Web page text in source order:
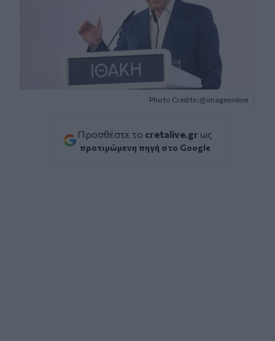
Photo Credits: @imageonline
Προσθέστε το cretalive.gr ως
προτιμώμενη πηγή στο Google